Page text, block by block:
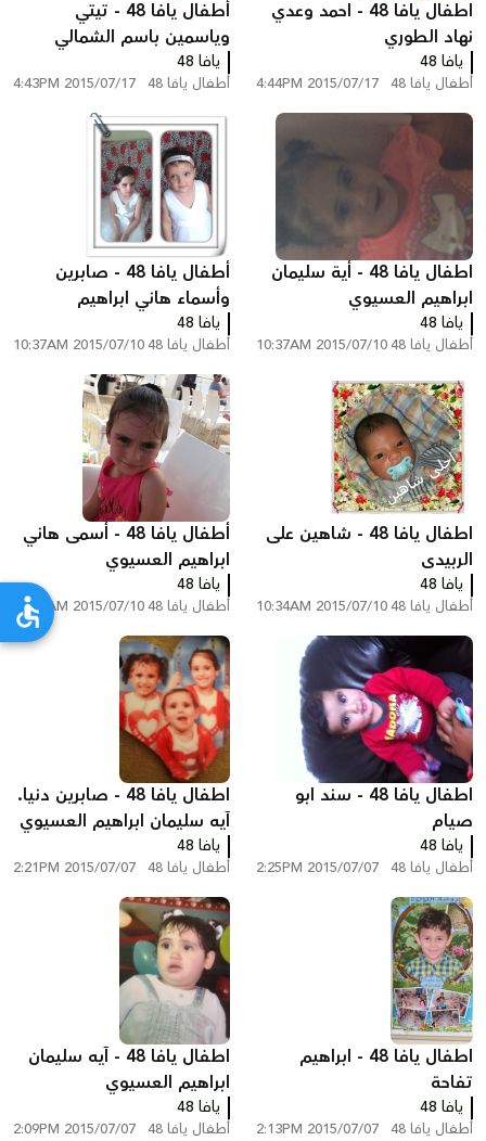
اطفال يافا 48 - احمد وعدي
نهاد الطوري
يافا 48
أطفال يافا 48 2015/07/17 4:44PM
أطفال يافا 48 - تيتي
وياسمين باسم الشمالي
يافا 48
أطفال يافا 48 2015/07/17 4:43PM
اطفال يافا 48 - أية سليمان
ابراهيم العسيوي
يافا 48
أطفال يافا 48 2015/07/10 10:37AM
أطفال يافا 48 - صابرين
وأسماء هاني ابراهيم
العسيوي
يافا 48
أطفال يافا 48 2015/07/10 10:37AM
اطفال يافا 48 - شاهين على
الربيدى
يافا 48
أطفال يافا 48 2015/07/10 10:34AM
أطفال يافا 48 - أسمى هاني
ابراهيم العسيوي
يافا 48
أطفال يافا 48 2015/07/10 10:33AM
اطفال يافا 48 - سند ابو
صيام
يافا 48
أطفال يافا 48 2015/07/07 2:25PM
اطفال يافا 48 - صابرين دنيا.
آيه سليمان ابراهيم العسيوي
يافا 48
أطفال يافا 48 2015/07/07 2:21PM
اطفال يافا 48 - ابراهيم
تفاحة
يافا 48
أطفال يافا 48 2015/07/07 2:13PM
اطفال يافا 48 - آيه سليمان
ابراهيم العسيوي
يافا 48
أطفال يافا 48 2015/07/07 2:09PM